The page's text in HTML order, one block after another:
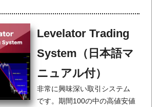
Levelator Trading
System（日本語マ
ニュアル付）
非常に興味深い取引システム
です。期間100の中の高値安値